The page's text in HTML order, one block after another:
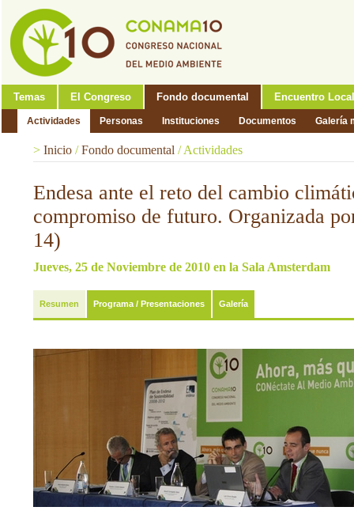
Temas El Congreso Fondo documental Encuentro Local
Actividades Personas Instituciones Documentos Galería
> Inicio /Fondo documental / Actividades
Endesa ante el reto del cambio
compromiso de futuro. Organizada
14)
Jueves, 25 de Noviembre de 2010 en la Sala Amsterdam
Resumen Programa / Presentaciones Galería